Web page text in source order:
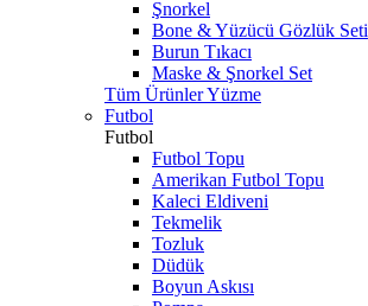
Şnorkel
Bone & Yüzücü Gözlük Seti
Burun Tıkacı
Maske & Şnorkel Set
Tüm Ürünler Yüzme
Futbol
Futbol
Futbol Topu
Amerikan Futbol Topu
Kaleci Eldiveni
Tekmelik
Tozluk
Düdük
Boyun Askısı